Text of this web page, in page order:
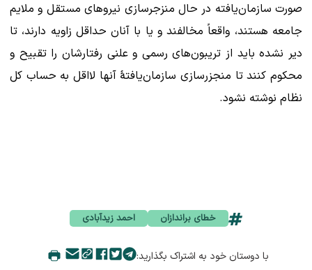
صورت سازمان‌یافته در حال منزجرسازی نیروهای مستقل و ملایم
جامعه هستند، واقعاً مخالفند و یا با آنان حداقل زاویه دارند، تا
دیر نشده باید از تریبون‌های رسمی و علنی رفتارشان را تقبیح و
محکوم کنند تا منجزرسازی سازمان‌یافتهٔ آنها لااقل به حساب کل
نظام نوشته نشود.
خطای براندازان احمد زیدآبادی
با دوستان خود به اشتراک بگذارید: